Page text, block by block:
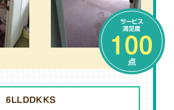
サービス
満足度
100
点
6LLDDKKS